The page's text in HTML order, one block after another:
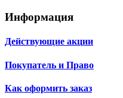
Информация
Действующие акции
Покупатель и Право
Как оформить заказ